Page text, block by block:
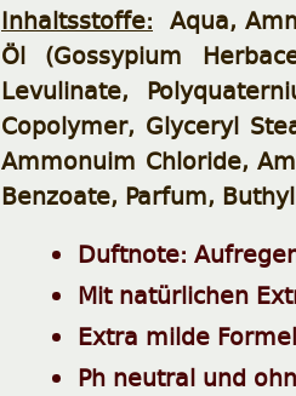
Inhaltsstoffe: Aqua,
Öl (Gossypium
Levulinate,
Copolymer, Glyceryl
Ammonuim Chloride,
Benzoate, Parfum,
Duftnote:
Mit natürlichen
Extra milde Formel
Ph neutral und